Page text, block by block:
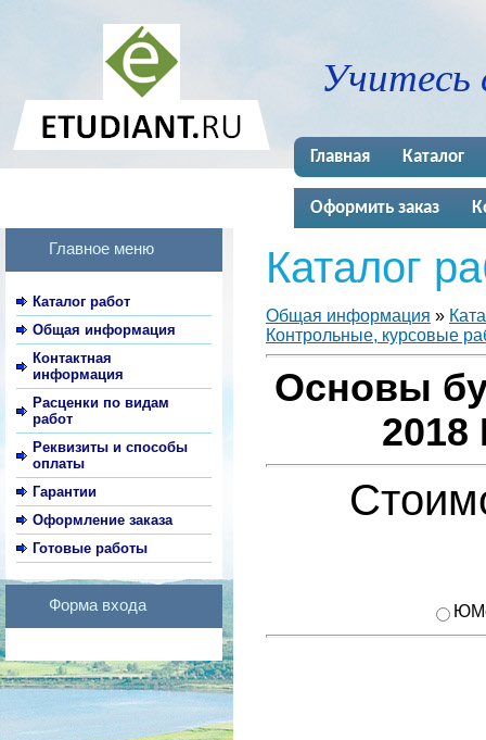
Учитесь
Главная Каталог
Оформить заказ
Главное меню
Каталог работ
Общая информация
Контактная
информация
Расценки по видам
работ
Реквизиты и способы
оплаты
Гарантии
Оформление заказа
Готовые работы
Форма входа
Каталог
Общая информация »
Контрольные, курсовые
Основы
2018